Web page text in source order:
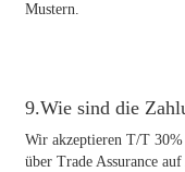
Mustern.
9.Wie sind die
Wir akzeptieren T/T
über Trade Assurance